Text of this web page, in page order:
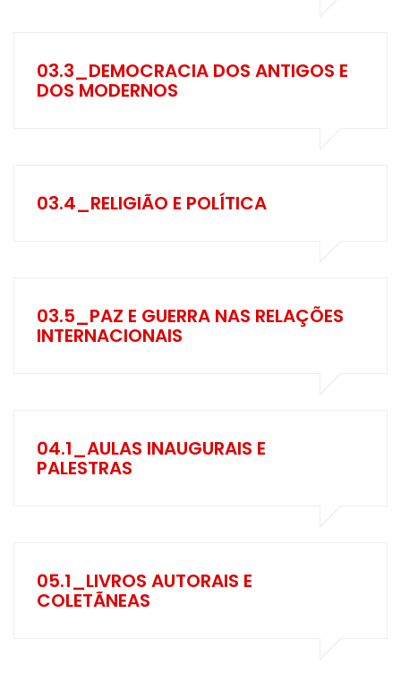
03.3_DEMOCRACIA DOS ANTIGOS E
DOS MODERNOS
03.4_RELIGIÃO E POLÍTICA
03.5_PAZ E GUERRA NAS RELAÇÕES
INTERNACIONAIS
04.1_AULAS INAUGURAIS E
PALESTRAS
05.1_LIVROS AUTORAIS E
COLETÃNEAS